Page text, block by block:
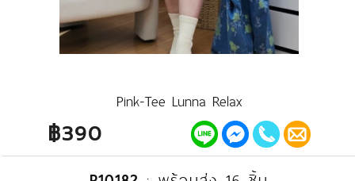
Pink-Tee Lunna Relax
฿390